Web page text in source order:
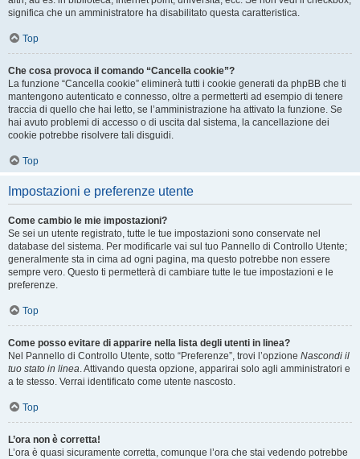
significa che un amministratore ha disabilitato questa caratteristica.
Top
Che cosa provoca il comando “Cancella cookie”?
La funzione “Cancella cookie” eliminerà tutti i cookie generati da phpBB che ti
mantengono autenticato e connesso, oltre a permetterti ad esempio di tenere
traccia di quello che hai letto, se l’amministrazione ha attivato la funzione. Se
hai avuto problemi di accesso o di uscita dal sistema, la cancellazione dei
cookie potrebbe risolvere tali disguidi.
Top
Impostazioni e preferenze utente
Come cambio le mie impostazioni?
Se sei un utente registrato, tutte le tue impostazioni sono conservate nel
database del sistema. Per modificarle vai sul tuo Pannello di Controllo Utente;
generalmente sta in cima ad ogni pagina, ma questo potrebbe non essere
sempre vero. Questo ti permetterà di cambiare tutte le tue impostazioni e le
preferenze.
Top
Come posso evitare di apparire nella lista degli utenti in linea?
Nel Pannello di Controllo Utente, sotto “Preferenze”, trovi l’opzione Nascondi il
tuo stato in linea. Attivando questa opzione, apparirai solo agli amministratori e
a te stesso. Verrai identificato come utente nascosto.
Top
L’ora non è corretta!
L’ora è quasi sicuramente corretta, comunque l’ora che stai vedendo potrebbe